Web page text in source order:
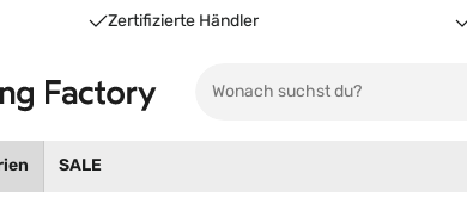
Unsere Vorteile für Sie
Zertifizierte Händler
SALE